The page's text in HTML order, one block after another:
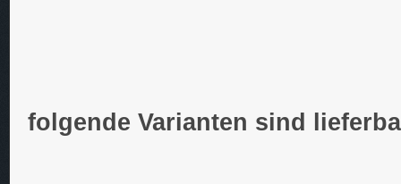
folgende Varianten sind